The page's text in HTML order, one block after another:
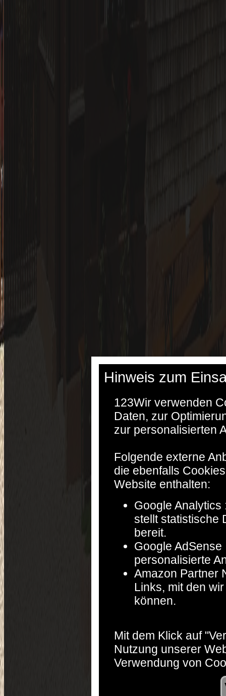
Hinweis zum
123Wir verwenden
Daten, zur
zur personalisierten
Folgende externe
die ebenfalls
Website enthalten:
Google Analytics
stellt statistische
bereit.
Google
personalisierte
Amazon Partner
Links, mit den
können.
Mit dem Klick auf
Nutzung unserer
Verwendung von